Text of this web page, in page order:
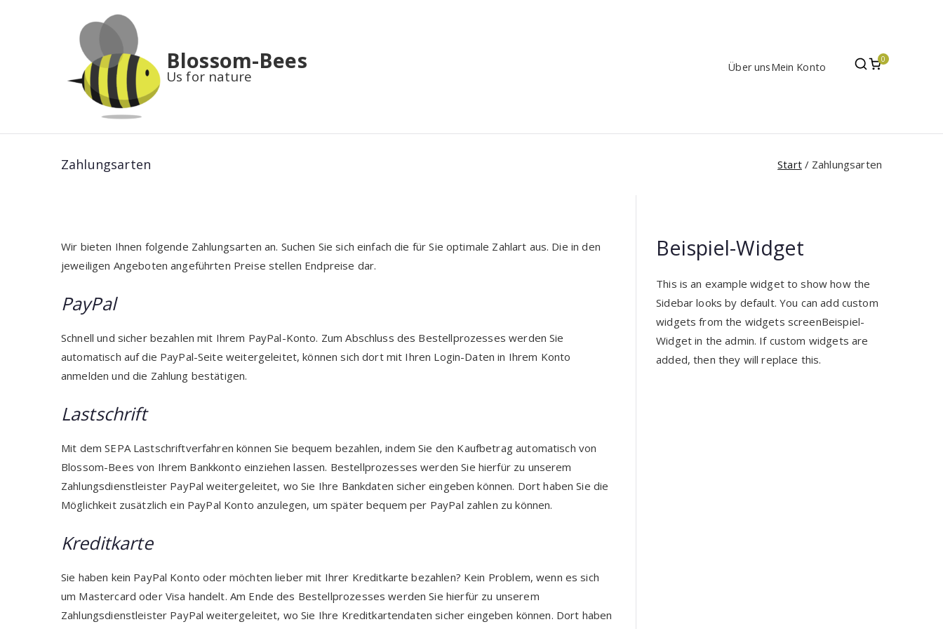
Blossom-Bees
Us for nature
Über unsMein Konto
0
Zahlungsarten Start Zahlungsarten
Wir bieten Ihnen folgende Zahlungsarten an. Suchen Sie sich einfach die für Sie optimale Zahlart aus. Die in den
jeweiligen Angeboten angeführten Preise stellen Endpreise dar.
PayPal
Schnell und sicher bezahlen mit Ihrem PayPal-Konto. Zum Abschluss des Bestellprozesses werden Sie
automatisch auf die PayPal-Seite weitergeleitet, können sich dort mit Ihren Login-Daten in Ihrem Konto
anmelden und die Zahlung bestätigen.
Lastschrift
Mit dem SEPA Lastschriftverfahren können Sie bequem bezahlen, indem Sie den Kaufbetrag automatisch von
Blossom-Bees von Ihrem Bankkonto einziehen lassen. Bestellprozesses werden Sie hierfür zu unserem
Zahlungsdienstleister PayPal weitergeleitet, wo Sie Ihre Bankdaten sicher eingeben können. Dort haben Sie die
Möglichkeit zusätzlich ein PayPal Konto anzulegen, um später bequem per PayPal zahlen zu können.
Kreditkarte
Sie haben kein PayPal Konto oder möchten lieber mit Ihrer Kreditkarte bezahlen? Kein Problem, wenn es sich
um Mastercard oder Visa handelt. Am Ende des Bestellprozesses werden Sie hierfür zu unserem
Zahlungsdienstleister PayPal weitergeleitet, wo Sie Ihre Kreditkartendaten sicher eingeben können. Dort haben
Beispiel-Widget
This is an example widget to show how the
Sidebar looks by default. You can add custom
widgets from the widgets screenBeispiel-
Widget in the admin. If custom widgets are
added, then they will replace this.